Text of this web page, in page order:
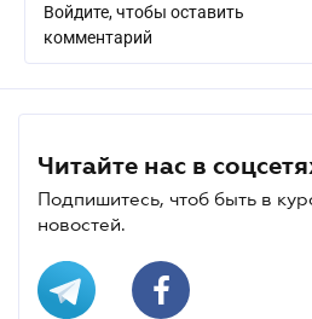
Войдите, чтобы оставить
комментарий
Читайте нас в
Подпишитесь, чтоб быть в
новостей.